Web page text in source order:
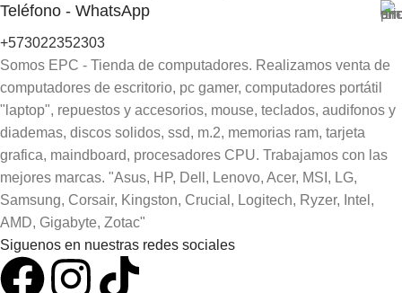
Teléfono - WhatsApp
+573022352303
Somos EPC - Tienda de computadores. Realizamos venta de
computadores de escritorio, pc gamer, computadores portátil
"laptop", repuestos y accesorios, mouse, teclados, audifonos y
diademas, discos solidos, ssd, m.2, memorias ram, tarjeta
grafica, maindboard, procesadores CPU. Trabajamos con las
mejores marcas. "Asus, HP, Dell, Lenovo, Acer, MSI, LG,
Samsung, Corsair, Kingston, Crucial, Logitech, Ryzer, Intel,
AMD, Gigabyte, Zotac"
Siguenos en nuestras redes sociales